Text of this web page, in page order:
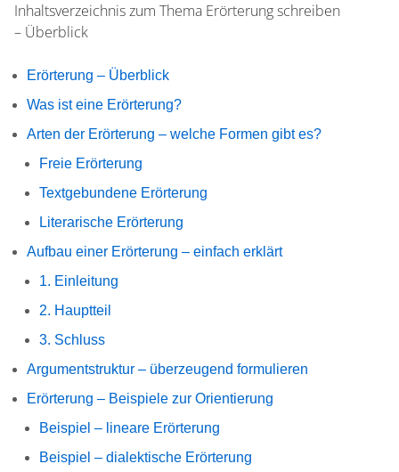
Inhaltsverzeichnis zum Thema Erörterung schreiben
– Überblick
Erörterung – Überblick
Was ist eine Erörterung?
Arten der Erörterung – welche Formen gibt es?
Freie Erörterung
Textgebundene Erörterung
Literarische Erörterung
Aufbau einer Erörterung – einfach erklärt
1. Einleitung
2. Hauptteil
3. Schluss
Argumentstruktur – überzeugend formulieren
Erörterung – Beispiele zur Orientierung
Beispiel – lineare Erörterung
Beispiel – dialektische Erörterung